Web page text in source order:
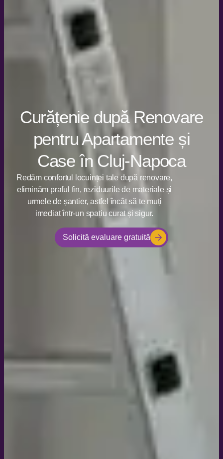
Curățenie după Renovare
pentru Apartamente și
Case în Cluj-Napoca
Redăm confortul locuinței tale după renovare,
eliminăm praful fin, reziduurile de materiale și
urmele de șantier, astfel încât să te muți
imediat într-un spațiu curat și sigur.
Solicită evaluare gratuită